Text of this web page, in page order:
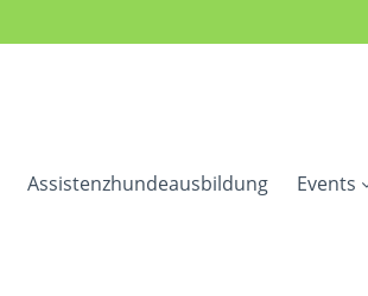
Assistenzhundeausbildung Events